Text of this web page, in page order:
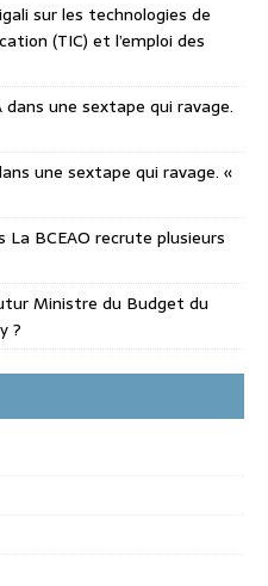
sur les technologies de
(TIC) et l’emploi des
dans une sextape qui ravage.
une sextape qui ravage. «
La BCEAO recrute plusieurs
Ministre du Budget du
?